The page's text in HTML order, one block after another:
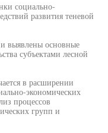
социально-
развития теневой
выявлены основные
субъектами лесной
в расширении
экономических
процессов
групп и